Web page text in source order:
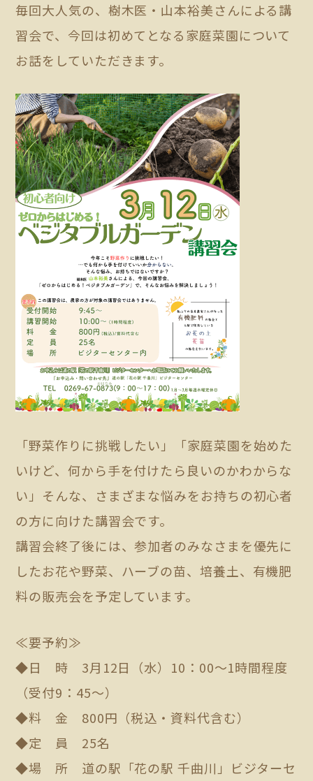
毎回大人気の、樹木医・山本裕美さんによる講
習会で、今回は初めてとなる家庭菜園について
お話をしていただきます。
「野菜作りに挑戦したい」「家庭菜園を始めた
いけど、何から手を付けたら良いのかわからな
い」そんな、さまざまな悩みをお持ちの初心者
の方に向けた講習会です。
講習会終了後には、参加者のみなさまを優先に
したお花や野菜、ハーブの苗、培養土、有機肥
料の販売会を予定しています。
≪要予約≫
◆日 時 3月12日（水）10：00～1時間程度
（受付9：45～）
◆料 金 800円（税込・資料代含む）
◆定 員 25名
◆場 所 道の駅「花の駅 千曲川」ビジターセ